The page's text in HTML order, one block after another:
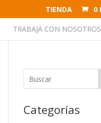
TIENDA 0
TRABAJA CON NOSOTROS
Categorías